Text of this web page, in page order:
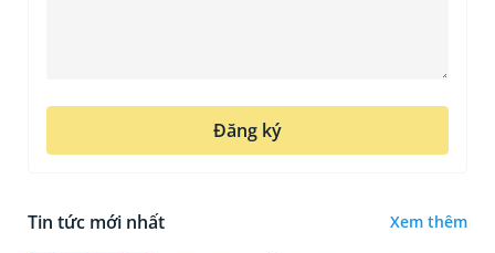
Đăng ký
Tin tức mới nhất Xem thêm